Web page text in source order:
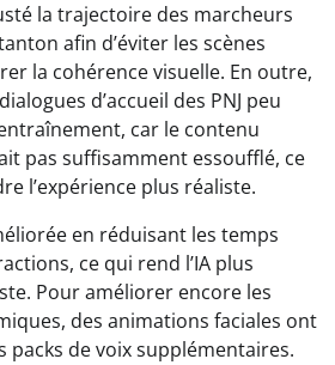
la trajectoire des marcheurs
afin d’éviter les scènes
la cohérence visuelle. En outre,
d’accueil des PNJ peu
car le contenu
pas suffisamment essoufflé, ce
l’expérience plus réaliste.
en réduisant les temps
ce qui rend l’IA plus
Pour améliorer encore les
des animations faciales ont
packs de voix supplémentaires.